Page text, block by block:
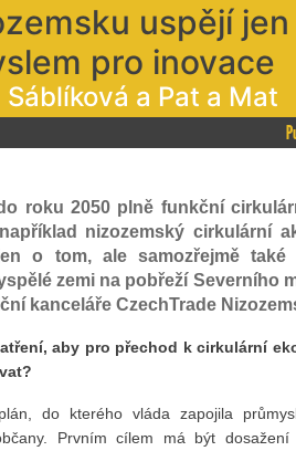
uspějí
pro inovace
a Pat a Mat
roku 2050 plně funkční
nizozemský cirkulární
o tom, ale samozřejmě
zemi na pobřeží Severního
kanceláře CzechTrade
aby pro přechod k cirkulární
do kterého vláda zapojila
Prvním cílem má být dosažení